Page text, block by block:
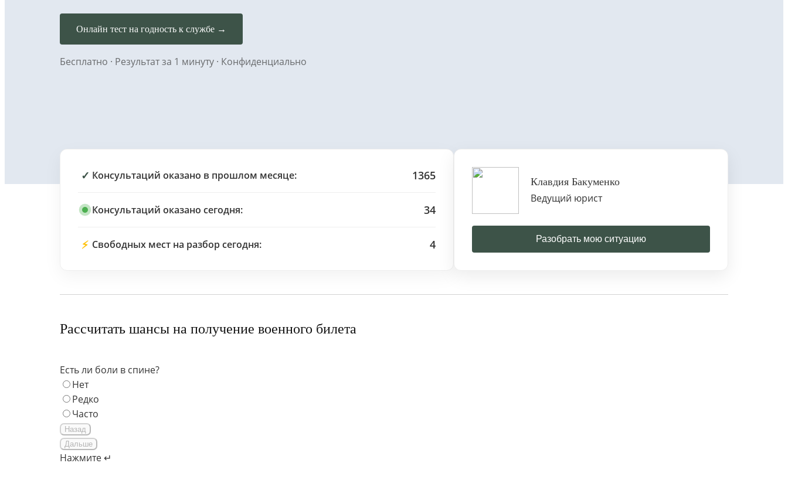
Онлайн тест на годность к службе →
Бесплатно · Результат за 1 минуту · Конфиденциально
✓ Консультаций оказано в прошлом месяце: 1365
Консультаций оказано сегодня: 34
⚡ Свободных мест на разбор сегодня: 4
Клавдия Бакуменко
Ведущий юрист
Разобрать мою ситуацию
Рассчитать шансы на получение военного билета
Есть ли боли в спине?
Нет
Редко
Часто
Назад
Дальше
Нажмите ↵